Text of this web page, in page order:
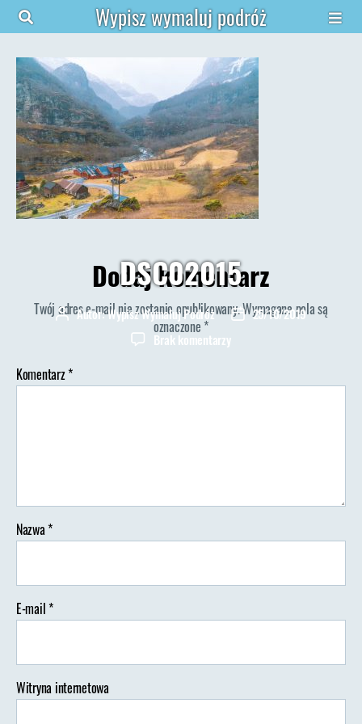
Wypisz wymaluj podróż
DSC02015
AutorAutor:Wypisz Wymaluj Podróż
Data25/10/2019
Brak komentarzydo
Dodaj komentarz
Twój adres e-mail nie zostanie opublikowany.Wymagane pola są
oznaczone *
Komentarz*
Nazwa*
E-mail*
Witryna internetowa